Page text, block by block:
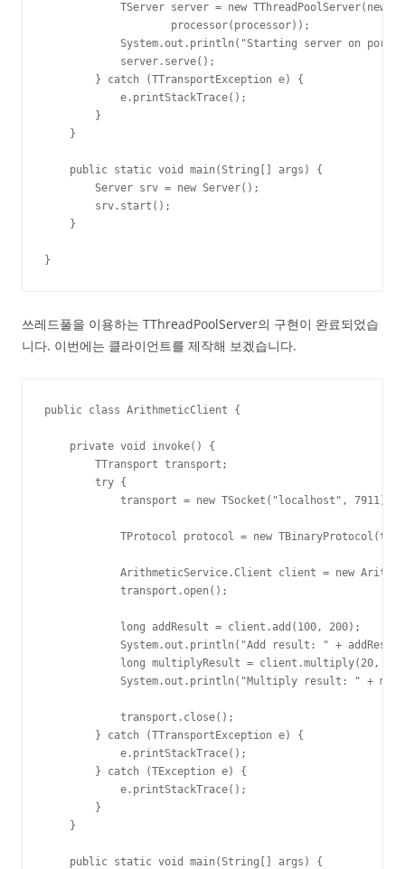
TServer server = new TThreadPoolServer(new
                    processor(processor));
System.out.println("Starting server on port
            server.serve();
        } catch (TTransportException e) {
            e.printStackTrace();
        }
    }
    public static void main(String[] args) {
        Server srv = new Server();
        srv.start();
    }
}
쓰레드풀을 이용하는 TThreadPoolServer의 구현이 완료되었습
니다. 이번에는 클라이언트를 제작해 보겠습니다.
public class ArithmeticClient {
    private void invoke() {
        TTransport transport;
        try {
            transport = new TSocket("localhost", 7911);
TProtocol protocol = new
ArithmeticService.Client client = new
            transport.open();
            long addResult = client.add(100, 200);
System.out.println("Add result: " +
long multiplyResult = client.multiply(20,
System.out.println("Multiply result: " +
            transport.close();
        } catch (TTransportException e) {
            e.printStackTrace();
        } catch (TException e) {
            e.printStackTrace();
        }
    }
    public static void main(String[] args) {